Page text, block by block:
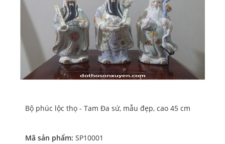
Bộ phúc lộc thọ - Tam Đa sứ, mẫu đẹp, cao 45 cm
Mã sản phẩm: SP10001